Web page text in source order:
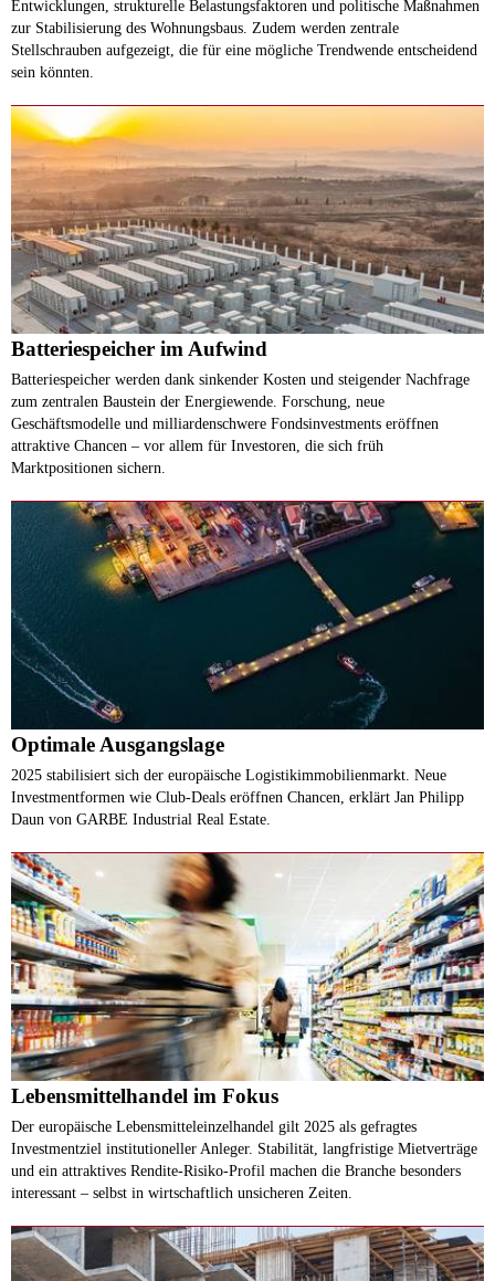
Entwicklungen, strukturelle Belastungsfaktoren und politische Maßnahmen
zur Stabilisierung des Wohnungsbaus. Zudem werden zentrale
Stellschrauben aufgezeigt, die für eine mögliche Trendwende entscheidend
sein könnten.
Batteriespeicher im Aufwind
Batteriespeicher werden dank sinkender Kosten und steigender Nachfrage
zum zentralen Baustein der Energiewende. Forschung, neue
Geschäftsmodelle und milliardenschwere Fondsinvestments eröffnen
attraktive Chancen – vor allem für Investoren, die sich früh
Marktpositionen sichern.
Optimale Ausgangslage
2025 stabilisiert sich der europäische Logistikimmobilienmarkt. Neue
Investmentformen wie Club-Deals eröffnen Chancen, erklärt Jan Philipp
Daun von GARBE Industrial Real Estate.
Lebensmittelhandel im Fokus
Der europäische Lebensmitteleinzelhandel gilt 2025 als gefragtes
Investmentziel institutioneller Anleger. Stabilität, langfristige Mietverträge
und ein attraktives Rendite-Risiko-Profil machen die Branche besonders
interessant – selbst in wirtschaftlich unsicheren Zeiten.